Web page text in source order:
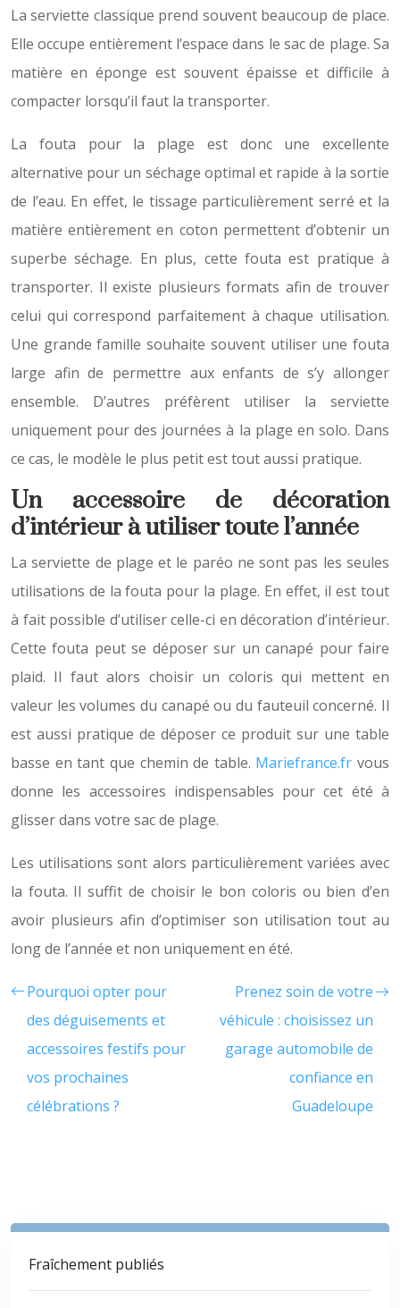
La serviette classique prend souvent beaucoup de place.
Elle occupe entièrement l’espace dans le sac de plage. Sa
matière en éponge est souvent épaisse et difficile à
compacter lorsqu’il faut la transporter.
La fouta pour la plage est donc une excellente
alternative pour un séchage optimal et rapide à la sortie
de l’eau. En effet, le tissage particulièrement serré et la
matière entièrement en coton permettent d’obtenir un
superbe séchage. En plus, cette fouta est pratique à
transporter. Il existe plusieurs formats afin de trouver
celui qui correspond parfaitement à chaque utilisation.
Une grande famille souhaite souvent utiliser une fouta
large afin de permettre aux enfants de s’y allonger
ensemble. D’autres préfèrent utiliser la serviette
uniquement pour des journées à la plage en solo. Dans
ce cas, le modèle le plus petit est tout aussi pratique.
Un accessoire de décoration
d’intérieur à utiliser toute l’année
La serviette de plage et le paréo ne sont pas les seules
utilisations de la fouta pour la plage. En effet, il est tout
à fait possible d’utiliser celle-ci en décoration d’intérieur.
Cette fouta peut se déposer sur un canapé pour faire
plaid. Il faut alors choisir un coloris qui mettent en
valeur les volumes du canapé ou du fauteuil concerné. Il
est aussi pratique de déposer ce produit sur une table
basse en tant que chemin de table. Mariefrance.fr vous
donne les accessoires indispensables pour cet été à
glisser dans votre sac de plage.
Les utilisations sont alors particulièrement variées avec
la fouta. Il suffit de choisir le bon coloris ou bien d’en
avoir plusieurs afin d’optimiser son utilisation tout au
long de l’année et non uniquement en été.
Pourquoi opter pour
des déguisements et
accessoires festifs pour
vos prochaines
célébrations ?
Prenez soin de votre
véhicule : choisissez un
garage automobile de
confiance en
Guadeloupe
Fraîchement publiés